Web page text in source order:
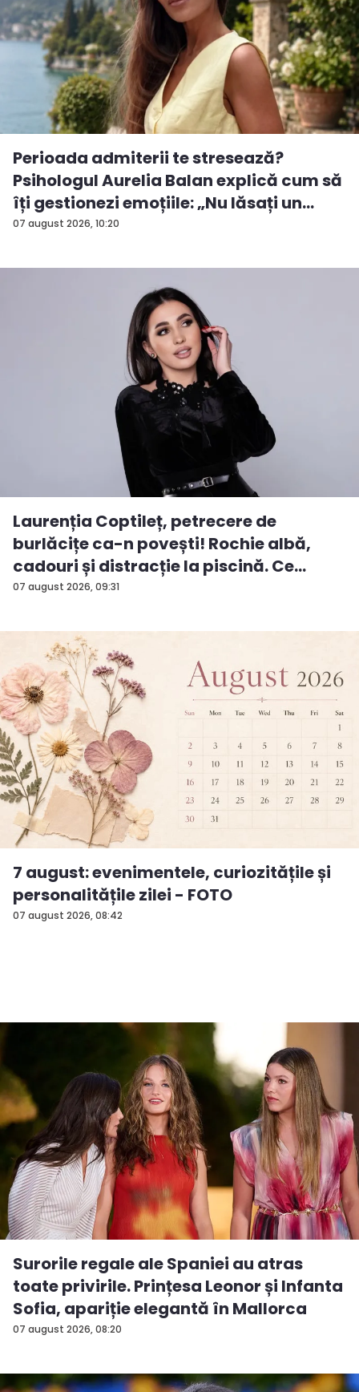
07 august 2026, 10:20
Perioada admiterii te stresează?
Psihologul Aurelia Balan explică cum să
îți gestionezi emoțiile: „Nu lăsați un
rezu...
07 august 2026, 09:31
Laurenția Coptileț, petrecere de
burlăcițe ca-n povești! Rochie albă,
cadouri și distracție la piscină. Ce
surp...
07 august 2026, 08:42
7 august: evenimentele, curiozitățile și
personalitățile zilei - FOTO
07 august 2026, 08:20
Surorile regale ale Spaniei au atras
toate privirile. Prințesa Leonor și Infanta
Sofia, apariție elegantă în Mallorca